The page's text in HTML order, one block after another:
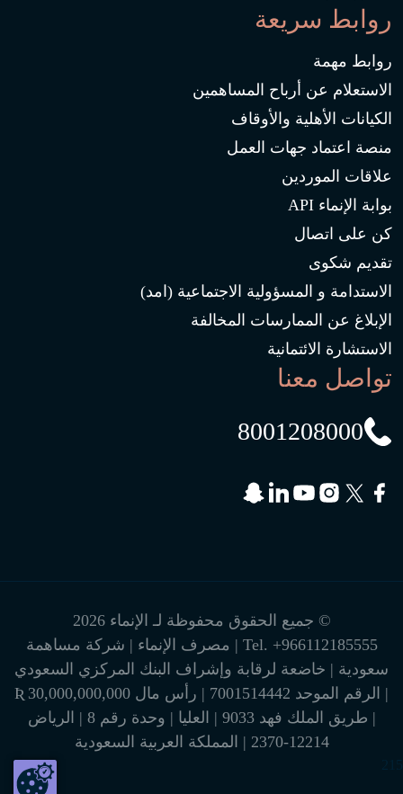
روابط سريعة
روابط مهمة
الاستعلام عن أرباح المساهمين
الكيانات الأهلية والأوقاف
منصة اعتماد جهات العمل
علاقات الموردين
بوابة الإنماء API
كن على اتصال
تقديم شكوى
الاستدامة و المسؤولية الاجتماعية (امد)
الإبلاغ عن الممارسات المخالفة
الاستشارة الائتمانية
تواصل معنا
8001208000
© جميع الحقوق محفوظة لـ الإنماء 2026
Tel. +966112185555
| مصرف الإنماء | شركة مساهمة
سعودية | خاضعة لرقابة وإشراف البنك المركزي السعودي
| الرقم الموحد 7001514442 | رأس مال 30,000,000,000 Ʀ
| طريق الملك فهد 9033 | العليا | وحدة رقم 8 | الرياض
12214-2370 | المملكة العربية السعودية